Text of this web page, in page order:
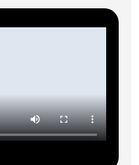
ارتباط با مدیرعامل